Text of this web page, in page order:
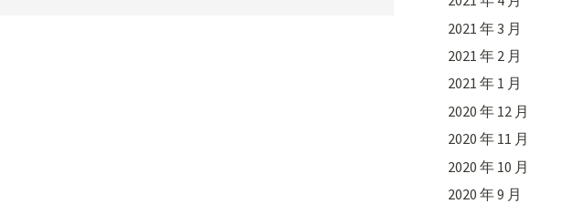
2021 年 3 月
2021 年 2 月
2021 年 1 月
2020 年 12 月
2020 年 11 月
2020 年 10 月
2020 年 9 月